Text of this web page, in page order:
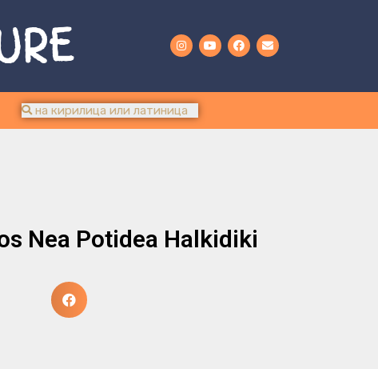
Nea Potidea Halkidiki